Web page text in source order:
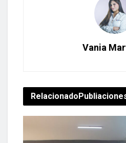
Vania
Relacionado